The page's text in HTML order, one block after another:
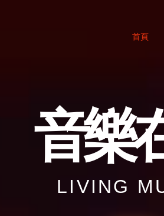
首頁
音樂
LIVING